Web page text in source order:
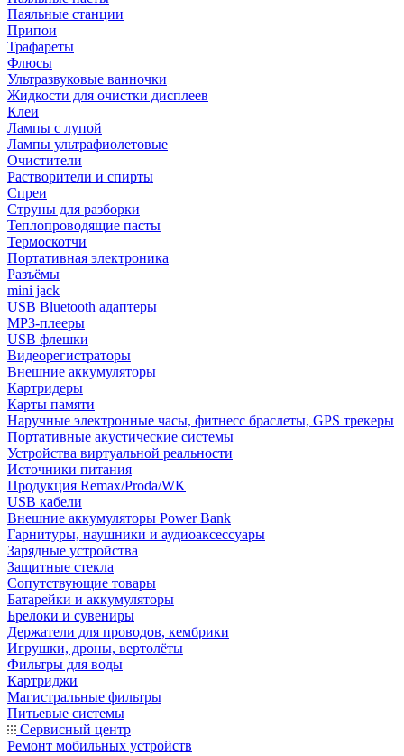
Паяльные станции
Припои
Трафареты
Флюсы
Ультразвуковые ванночки
Жидкости для очистки дисплеев
Клеи
Лампы с лупой
Лампы ультрафиолетовые
Очистители
Растворители и спирты
Спреи
Струны для разборки
Теплопроводящие пасты
Термоскотчи
Портативная электроника
Разъёмы
mini jack
USB Bluetooth адаптеры
MP3-плееры
USB флешки
Видеорегистраторы
Внешние аккумуляторы
Картридеры
Карты памяти
Наручные электронные часы, фитнесс браслеты, GPS трекеры
Портативные акустические системы
Устройства виртуальной реальности
Источники питания
Продукция Remax/Proda/WK
USB кабели
Внешние аккумуляторы Power Bank
Гарнитуры, наушники и аудиоаксессуары
Зарядные устройства
Защитные стекла
Сопутствующие товары
Батарейки и аккумуляторы
Брелоки и сувениры
Держатели для проводов, кембрики
Игрушки, дроны, вертолёты
Фильтры для воды
Картриджи
Магистральные фильтры
Питьевые системы
Сервисный центр
Ремонт мобильных устройств